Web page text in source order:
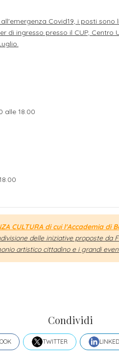
Covid19, i posti
di ingresso presso il CUP, Centro
alle 18.00
CULTURA di cui l'Accademia di
delle iniziative proposte da
artistico cittadino e i grandi
Condividi
TWITTER